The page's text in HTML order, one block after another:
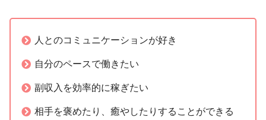
人とのコミュニケーションが好き
自分のペースで働きたい
副収入を効率的に稼ぎたい
相手を褒めたり、癒やしたりすることができる